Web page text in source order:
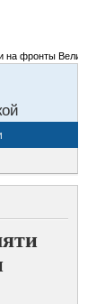
фронты Великой